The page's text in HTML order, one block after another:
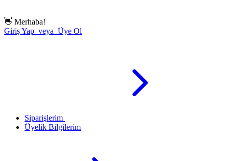
👋 Merhaba!
Giriş Yap veya Üye Ol
Siparişlerim
Üyelik Bilgilerim